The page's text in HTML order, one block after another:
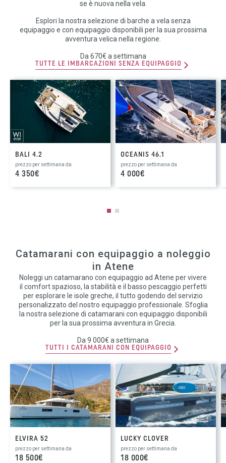
se è nuova nella vela.
Esplori la nostra selezione di barche a vela senza
equipaggio e con equipaggio disponibili per la sua prossima
avventura velica nella regione.
Da 670€ a settimana
TUTTE LE IMBARCAZIONI SENZA EQUIPAGGIO
BALI 4.2
prezzo per settimana da
4 350€
OCEANIS 46.1
prezzo per settimana da
4 000€
Catamarani con equipaggio a noleggio
in Atene
Noleggi un catamarano con equipaggio ad Atene per vivere
il comfort spazioso, la stabilità e il basso pescaggio perfetti
per esplorare le isole greche, il tutto godendo del servizio
personalizzato del nostro equipaggio professionale. Sfoglia
la nostra selezione di catamarani con equipaggio disponibili
per la sua prossima avventura in Grecia.
Da 9 000€ a settimana
TUTTI I CATAMARANI CON EQUIPAGGIO
ELVIRA 52
prezzo per settimana da
18 500€
LUCKY CLOVER
prezzo per settimana da
18 000€